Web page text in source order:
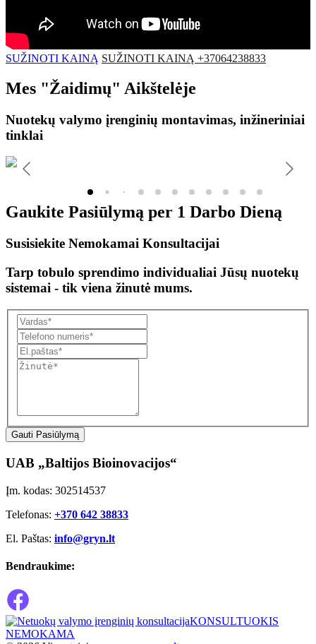
SUŽINOTI KAINĄ SUŽINOTI KAINĄ +37064238833
Mes "Žaidimų" Aikštelėje
Nuotekų valymo įrenginių montavimas, inžineriniai
tinklai
Gaukite Pasiūlymą per 1 Darbo Dieną
Susisiekite Nemokamai Konsultacijai
Tarp tobulo sprendimo individualiai Jūsų nuotekų
sistemai - tik viena žinutė mums.
Gauti Pasiūlymą
UAB „Baltijos Bioinovacijos“
Įm. kodas: 302514537
Telefonas: +370 642 38833
El. Paštas: info@gryn.lt
Bendraukime:
KONSULTUOKIS
NEMOKAMA